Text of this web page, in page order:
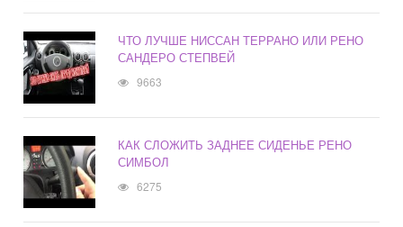
ЧТО ЛУЧШЕ НИССАН ТЕРРАНО ИЛИ РЕНО
САНДЕРО СТЕПВЕЙ
9663
КАК СЛОЖИТЬ ЗАДНЕЕ СИДЕНЬЕ РЕНО
СИМБОЛ
6275